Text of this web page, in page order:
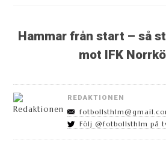
Hammar från start – så
mot IFK
REDAKTIONEN
Följ @fotbollsthlm på